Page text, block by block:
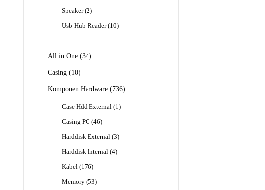
Speaker 22
Usb-Hub-Reader 1010
All in One 3434
Casing
1010
Komponen Hardware
736736
Case Hdd External 11
Casing PC 4646
Harddisk External 33
Harddisk Internal 44
Kabel 176176
Memory 5353